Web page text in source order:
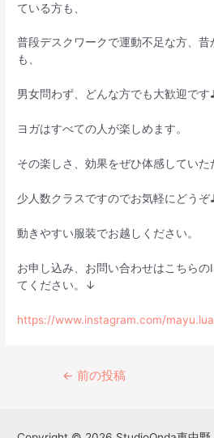
ている方も、
普段デスクワークで運動不足な方、
も、
男女問わず、どんな方でも大歓迎です
ヨガはすべての人が楽しめます。
その楽しさ、効果をぜひ体感していた
少人数クラスですのでお気軽にどうぞ
動きやすい服装でお越しください。
お申し込み、お問い合わせはこちら
てください。↓
https://www.instagram.com/mayu.lua
← 前の投稿